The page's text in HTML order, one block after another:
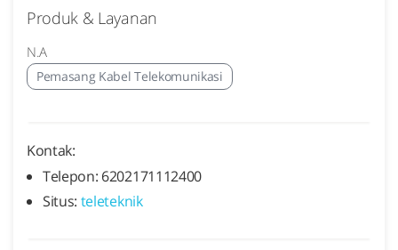
Produk & Layanan
N.A
Pemasang Kabel Telekomunikasi
Kontak:
Telepon: 6202171112400
Situs: teleteknik